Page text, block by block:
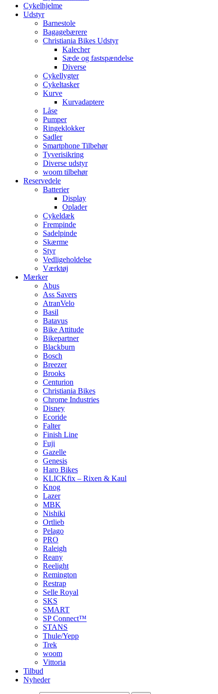
Cykelhjelme
Udstyr
Barnestole
Bagagebærere
Christiania Bikes Udstyr
Kalecher
Sæde og fastspændelse
Diverse
Cykellygter
Cykeltasker
Kurve
Kurvadaptere
Låse
Pumper
Ringeklokker
Sadler
Smartphone Tilbehør
Tyverisikring
Diverse udstyr
woom tilbehør
Reservedele
Batterier
Display
Oplader
Cykeldæk
Frempinde
Sadelpinde
Skærme
Styr
Vedligeholdelse
Værktøj
Mærker
Abus
Ass Savers
AtranVelo
Basil
Batavus
Bike Attitude
Bikepartner
Blackburn
Bosch
Breezer
Brooks
Centurion
Christiania Bikes
Chrome Industries
Disney
Ecoride
Falter
Finish Line
Fuji
Gazelle
Genesis
Haro Bikes
KLICKfix – Rixen & Kaul
Knog
Lazer
MBK
Nishiki
Ortlieb
Pelago
PRO
Raleigh
Reany
Reelight
Remington
Restrap
Selle Royal
SKS
SMART
SP Connect™
STANS
Thule/Yepp
Trek
woom
Vittoria
Tilbud
Nyheder